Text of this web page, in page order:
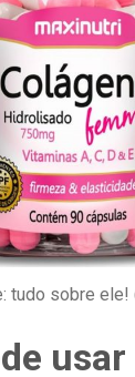
tudo sobre ele!
usar